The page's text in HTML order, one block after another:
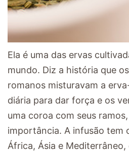
Ela é uma das ervas
mundo. Diz a história que
romanos misturavam a
diária para dar força e os
uma coroa com seus
importância. A infusão tem
África, Ásia e